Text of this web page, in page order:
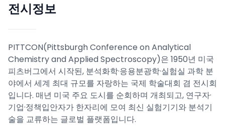
전시정보
PITTCON(Pittsburgh Conference on Analytical
Chemistry and Applied Spectroscopy)은 1950년 미국
피츠버그에서 시작된, 분석화학·응용분광학·실험실 과학 분
야에서 세계 최대 규모를 자랑하는 국제 학술대회 겸 전시회
입니다. 매년 미국 주요 도시를 순회하며 개최되고, 연구자·
기업·정책입안자가 한자리에 모여 최신 실험기기와 분석기
술을 교류하는 글로벌 플랫폼입니다.